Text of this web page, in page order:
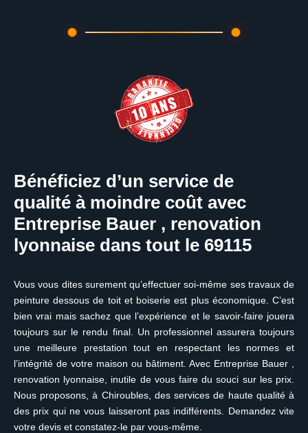
Bénéficiez d’un service de
qualité à moindre coût avec
Entreprise Bauer , renovation
lyonnaise dans tout le 69115
Vous vous dites surement qu’effectuer soi-même ses travaux de
peinture dessous de toit et boiserie est plus économique. C’est
bien vrai mais sachez que l’expérience et le savoir-faire jouera
toujours sur le rendu final. Un professionnel assurera toujours
une meilleure prestation tout en respectant les normes et
l’intégrité de votre maison ou bâtiment. Avec Entreprise Bauer ,
renovation lyonnaise, inutile de vous faire du souci sur les prix.
Nous proposons, à Chiroubles, des services de haute qualité à
des prix qui ne vous laisseront pas indifférents. Demandez vite
votre devis et constatez-le par vous-même.